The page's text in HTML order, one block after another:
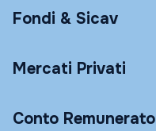
Fondi & Sicav
Mercati Privati
Conto Remunerato